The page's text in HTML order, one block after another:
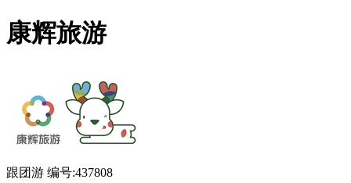
康辉旅游
跟团游 编号:437808